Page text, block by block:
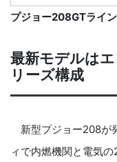
プジョー208GTラ
最新モデルは
リーズ構成
新型プジョー208が
ィで内燃機関と電気